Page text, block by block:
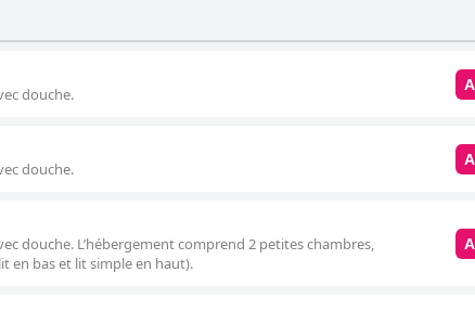
douche.
douche.
douche. L’hébergement comprend 2 petites chambres,
en bas et lit simple en haut).